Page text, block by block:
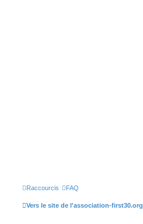
Raccourcis FAQ
Vers le site de l'association-first30.org